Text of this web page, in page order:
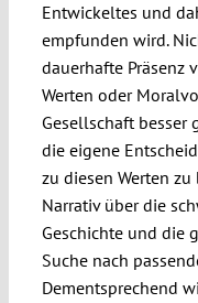
Entwickeltes und
empfunden wird.
dauerhafte Präsenz
Werten oder
Gesellschaft besser
die eigene
zu diesen Werten
Narrativ über die
Geschichte und die
Suche nach
Dementsprechend